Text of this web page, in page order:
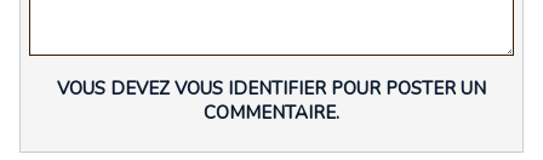
VOUS DEVEZ VOUS IDENTIFIER POUR POSTER UN
COMMENTAIRE.